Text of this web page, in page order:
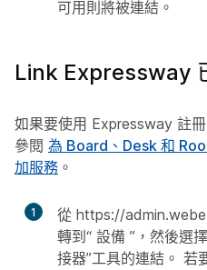
可用則將被連結。
Link Expressway
如果要使用 Expressway 註
參閱 為 Board、Desk 和
加服務 。
1 從 https://
轉到“ 設備 ”，然後選
接器”工具的連結。 若